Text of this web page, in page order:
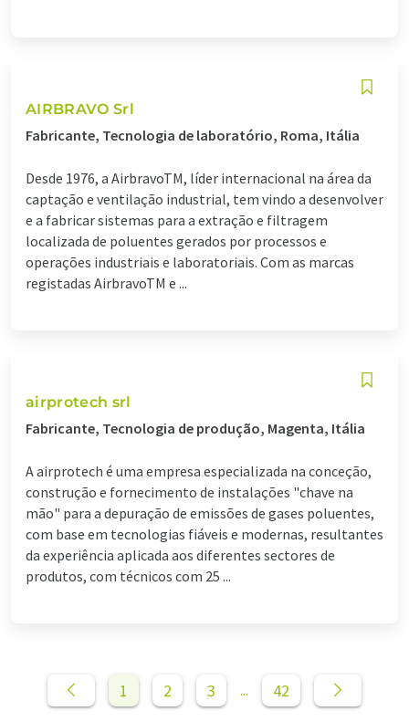
AIRBRAVO Srl
Fabricante, Tecnologia de laboratório, Roma, Itália
Desde 1976, a AirbravoTM, líder internacional na área da
captação e ventilação industrial, tem vindo a desenvolver
e a fabricar sistemas para a extração e filtragem
localizada de poluentes gerados por processos e
operações industriais e laboratoriais. Com as marcas
registadas AirbravoTM e ...
airprotech srl
Fabricante, Tecnologia de produção, Magenta, Itália
A airprotech é uma empresa especializada na conceção,
construção e fornecimento de instalações "chave na
mão" para a depuração de emissões de gases poluentes,
com base em tecnologias fiáveis e modernas, resultantes
da experiência aplicada aos diferentes sectores de
produtos, com técnicos com 25 ...
1 2 3 ... 42